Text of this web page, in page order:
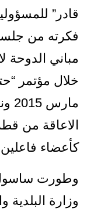
قادر”
فكرته من
مباني الدوحة
خلال مؤتمر
الاعاقة من
كأعضاء
وطورت ساسول
وزارة البلدية